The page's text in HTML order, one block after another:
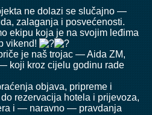
ne dolazi se slučajno —
zalaganja i posvećenosti.
ekipu koja je na svojim leđima
vikend!
je naš trojac — Aida ZM,
koji kroz cijelu godinu rade
objava, pripreme i
rezervacija hotela i prijevoza,
i — naravno — pravdanja